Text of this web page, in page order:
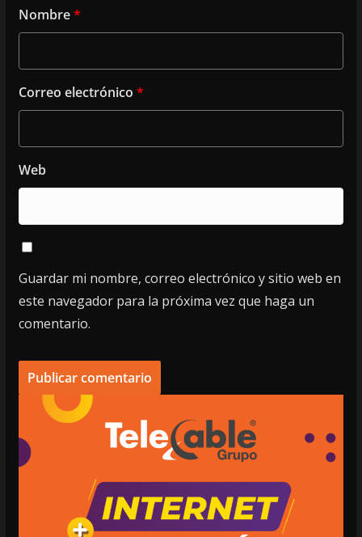
Nombre*
Correo electrónico *
Web
Guardar mi nombre, correo electrónico y sitio web en
este navegador para la próxima vez que haga un
comentario.